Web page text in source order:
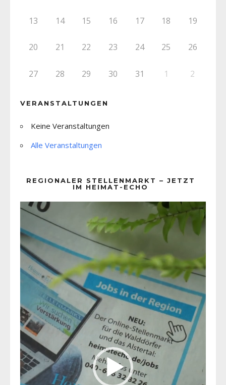
13 14 15 16 17 18 19
20 21 22 23 24 25 26
27 28 29 30 31 1 2
VERANSTALTUNGEN
Keine Veranstaltungen
Alle Veranstaltungen
REGIONALER STELLENMARKT – JETZT
IM HEIMAT-ECHO
Player